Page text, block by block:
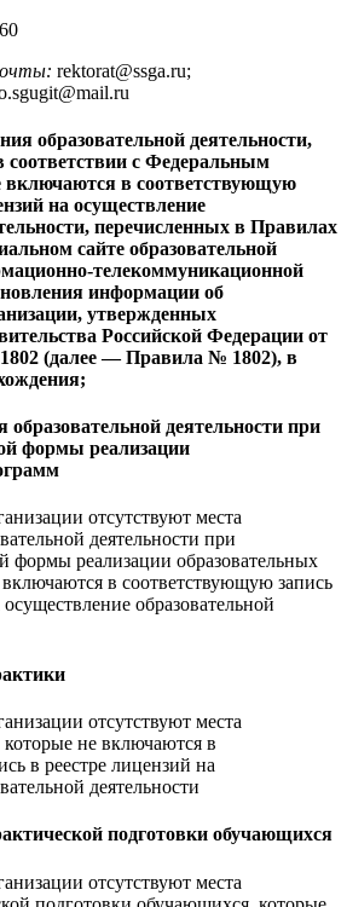
rektorat@ssga.ru;
образовательной деятельности,
соответствии с Федеральным
в соответствующую
на осуществление
перечисленных в Правилах
сайте образовательной
телекоммуникационной
информации об
утвержденных
Российской Федерации от
(далее — Правила № 1802), в
деятельности при
формы реализации
отсутствуют места
деятельности при
формы реализации образовательных
в соответствующую запись
образовательной
отсутствуют места
не включаются в
в реестре лицензий на
деятельности
подготовки обучающихся
отсутствуют места